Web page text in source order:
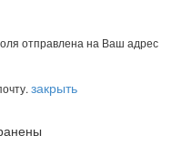
отправлена на Ваш адрес
закрыть